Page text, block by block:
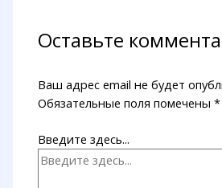
Оставьте
Ваш адрес email не будет
Обязательные поля помечены*
Введите здесь...